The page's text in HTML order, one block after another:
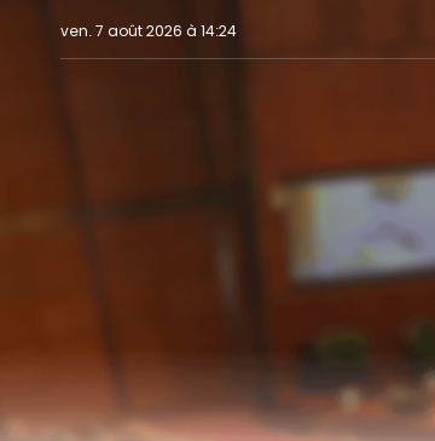
ven. 7 août 2026 à 14:24